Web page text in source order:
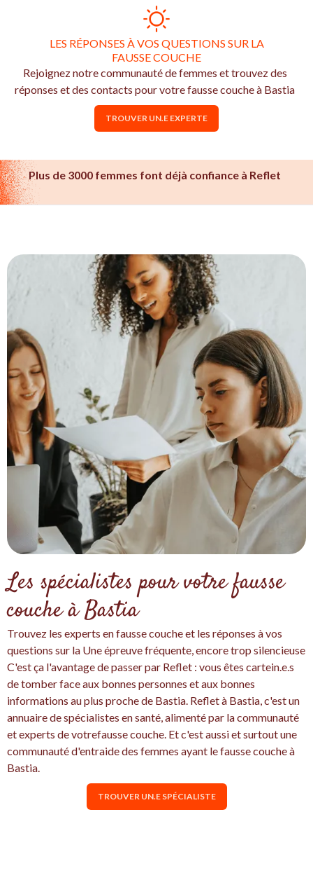
LES RÉPONSES À VOS QUESTIONS SUR LA
FAUSSE COUCHE
Rejoignez notre communauté de femmes et trouvez des
réponses et des contacts pour votre fausse couche à Bastia
TROUVER UN.E EXPERTE
Plus de 3000 femmes font déjà confiance à Reflet
Les spécialistes pour votre fausse
couche à Bastia
Trouvez les experts en fausse couche et les réponses à vos
questions sur la Une épreuve fréquente, encore trop silencieuse
C'est ça l'avantage de passer par Reflet : vous êtes cartein.e.s
de tomber face aux bonnes personnes et aux bonnes
informations au plus proche de Bastia. Reflet à Bastia, c'est un
annuaire de spécialistes en santé, alimenté par la communauté
et experts de votrefausse couche. Et c'est aussi et surtout une
communauté d'entraide des femmes ayant le fausse couche à
Bastia.
TROUVER UN.E SPÉCIALISTE